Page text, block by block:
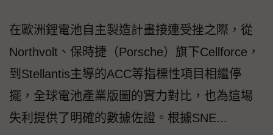
在歐洲鋰電池自主製造計畫接連受挫之際，從
Northvolt、保時捷（Porsche）旗下Cellforce，
到Stellantis主導的ACC等指標性項目相繼停
擺，全球電池產業版圖的實力對比，也為這場
失利提供了明確的數據佐證。根據SNE...